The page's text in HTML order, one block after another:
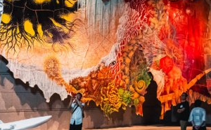
「ルイー
甦る芸術